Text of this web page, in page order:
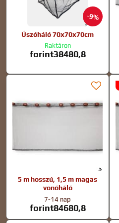
9%
Úszóháló 70x70x70cm
Raktáron
forint38480,8
5 m hosszú, 1,5 m magas
vonóháló
7-14 nap
forint84680,8